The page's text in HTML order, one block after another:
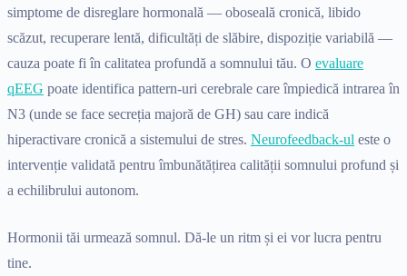
simptome de disreglare hormonală — oboseală cronică, libido
scăzut, recuperare lentă, dificultăți de slăbire, dispoziție variabilă —
cauza poate fi în calitatea profundă a somnului tău. O evaluare
qEEG poate identifica pattern-uri cerebrale care împiedică intrarea în
N3 (unde se face secreția majoră de GH) sau care indică
hiperactivare cronică a sistemului de stres. Neurofeedback-ul este o
intervenție validată pentru îmbunătățirea calității somnului profund și
a echilibrului autonom.
Hormonii tăi urmează somnul. Dă-le un ritm și ei vor lucra pentru
tine.